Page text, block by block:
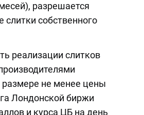
разрешается
собственного
реализации слитков
размере не менее цены
Лондонской биржи
и курса ЦБ на день